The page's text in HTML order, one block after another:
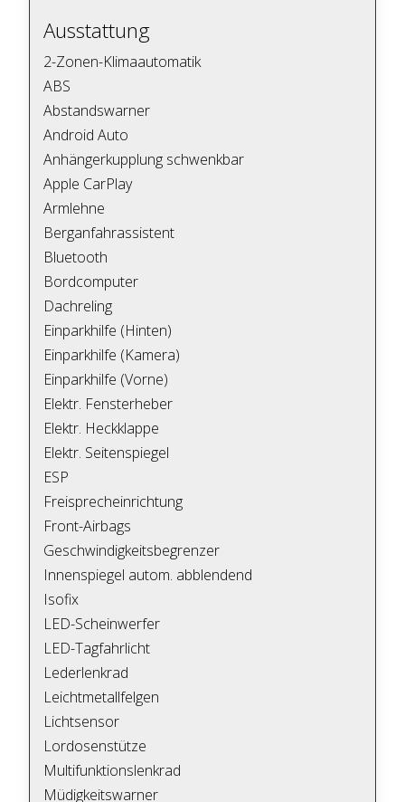
Ausstattung
2-Zonen-Klimaautomatik
ABS
Abstandswarner
Android Auto
Anhängerkupplung schwenkbar
Apple CarPlay
Armlehne
Berganfahrassistent
Bluetooth
Bordcomputer
Dachreling
Einparkhilfe (Hinten)
Einparkhilfe (Kamera)
Einparkhilfe (Vorne)
Elektr. Fensterheber
Elektr. Heckklappe
Elektr. Seitenspiegel
ESP
Freisprecheinrichtung
Front-Airbags
Geschwindigkeitsbegrenzer
Innenspiegel autom. abblendend
Isofix
LED-Scheinwerfer
LED-Tagfahrlicht
Lederlenkrad
Leichtmetallfelgen
Lichtsensor
Lordosenstütze
Multifunktionslenkrad
Müdigkeitswarner